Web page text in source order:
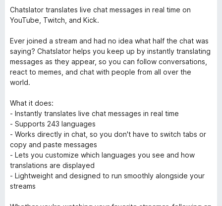
Chatslator translates live chat messages in real time on
YouTube, Twitch, and Kick.
Ever joined a stream and had no idea what half the chat was
saying? Chatslator helps you keep up by instantly translating
messages as they appear, so you can follow conversations,
react to memes, and chat with people from all over the
world.
What it does:
- Instantly translates live chat messages in real time
- Supports 243 languages
- Works directly in chat, so you don't have to switch tabs or
copy and paste messages
- Lets you customize which languages you see and how
translations are displayed
- Lightweight and designed to run smoothly alongside your
streams